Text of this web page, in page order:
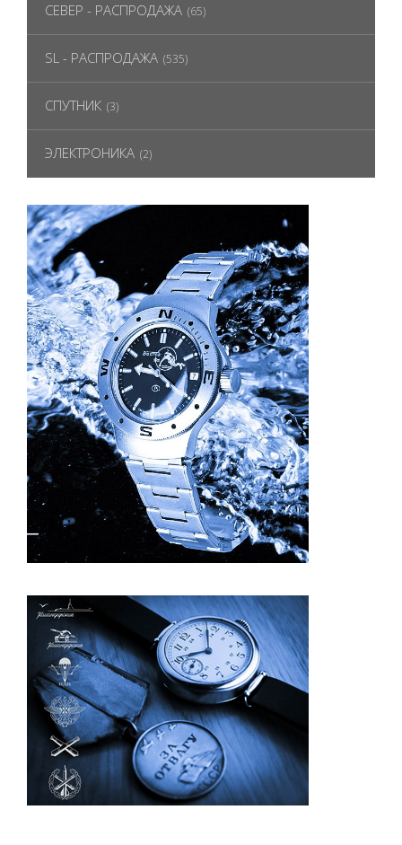
СЕВЕР - РАСПРОДАЖА (65)
SL - РАСПРОДАЖА (535)
СПУТНИК (3)
ЭЛЕКТРОНИКА (2)